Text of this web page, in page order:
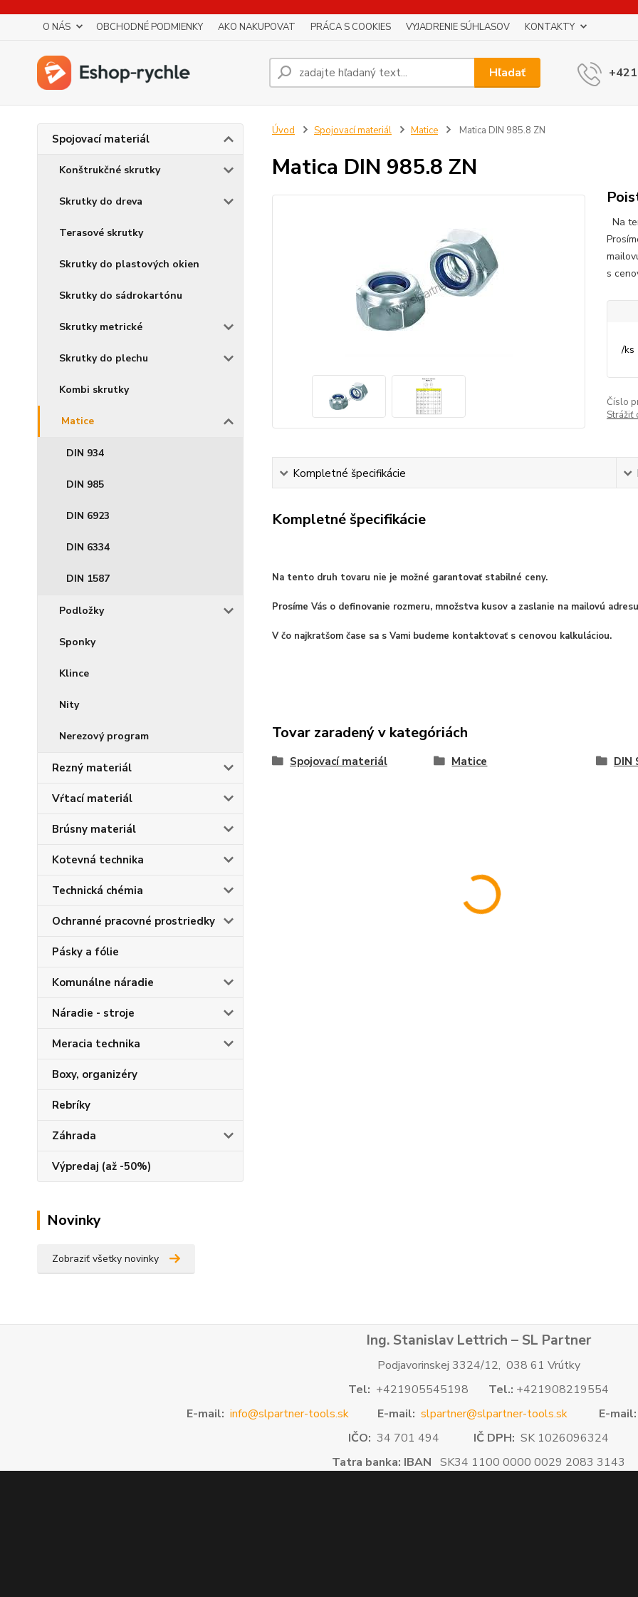
O NÁS OBCHODNÉ PODMIENKY AKO NAKUPOVAT PRÁCA S COOKIES VYJADRENIE SÚHLASOV KONTAKTY
Hľadať
Spojovací materiál
Konštrukčné skrutky
Skrutky do dreva
Terasové skrutky
Skrutky do plastových okien
Skrutky do sádrokartónu
Skrutky metrické
Skrutky do plechu
Kombi skrutky
Matice
DIN 934
DIN 985
DIN 6923
DIN 6334
DIN 1587
Podložky
Sponky
Klince
Nity
Nerezový program
Rezný materiál
Vŕtací materiál
Brúsny materiál
Kotevná technika
Technická chémia
Ochranné pracovné prostriedky
Pásky a fólie
Komunálne náradie
Náradie - stroje
Meracia technika
Boxy, organizéry
Rebríky
Záhrada
Výpredaj (až -50%)
Novinky
Zobraziť všetky novinky
Úvod Spojovací materiál Matice Matica DIN 985.8 ZN
Matica DIN 985.8 ZN
Na
s
/ks
Číslo
Strážiť
Kompletné špecifikácie
Kompletné špecifikácie
Na tento druh tovaru nie je možné garantovať stabilné ceny.
Prosíme Vás o definovanie rozmeru, množstva kusov a zaslanie na mailovú
V čo najkratšom čase sa s Vami budeme kontaktovať s cenovou kalkuláciou.
Tovar zaradený v kategóriách
Spojovací materiál Matice DIN
Ing. Stanislav Lettrich – SL Partner
Podjavorinskej 3324/12, 038 61 Vrútky
Tel: +421905545198 Tel.: +421908219554
E-mail: info@slpartner-tools.sk E-mail: slpartner@slpartner-tools.sk
E-mail:
IČO: 34 701 494 IČ DPH: SK 1026096324
Tatra banka: IBAN SK34 1100 0000 0029 2083 3143